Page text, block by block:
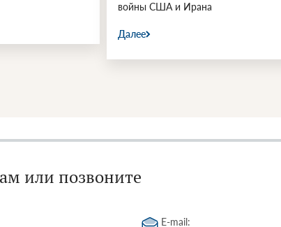
войны США и Ирана
Далее
или позвоните
E-mail: